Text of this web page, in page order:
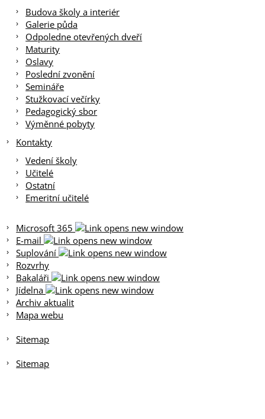
Budova školy a interiér
Galerie půda
Odpoledne otevřených dveří
Maturity
Oslavy
Poslední zvonění
Semináře
Stužkovací večírky
Pedagogický sbor
Výměnné pobyty
Kontakty
Vedení školy
Učitelé
Ostatní
Emeritní učitelé
Microsoft 365
E-mail
Suplování
Rozvrhy
Bakaláři
Jídelna
Archiv aktualit
Mapa webu
Sitemap
Sitemap